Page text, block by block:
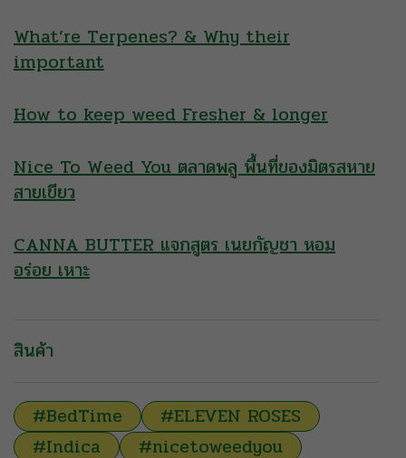
What’re Terpenes? & Why their
important
How to keep weed Fresher & longer
Nice To Weed You ตลาดพลู พื้นที่ของมิตรสหาย
สายเขียว
CANNA BUTTER แจกสูตร เนยกัญชา หอม
อร่อย เหาะ
สินค้า
#BedTime
#ELEVEN ROSES
#Indica
#nicetoweedyou